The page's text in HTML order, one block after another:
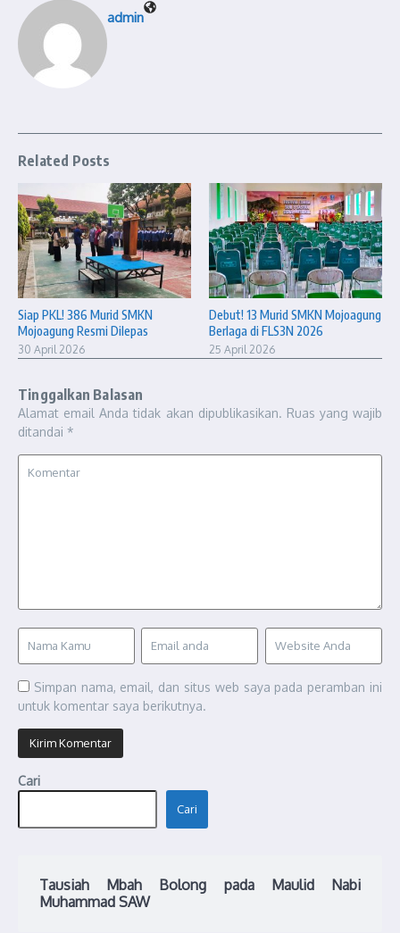
admin
Related Posts
Siap PKL! 386 Murid SMKN
Mojoagung Resmi Dilepas
30 April 2026
Debut! 13 Murid SMKN Mojoagung
Berlaga di FLS3N 2026
25 April 2026
Tinggalkan Balasan
Alamat email Anda tidak akan dipublikasikan. Ruas yang wajib
ditandai *
Simpan nama, email, dan situs web saya pada peramban ini
untuk komentar saya berikutnya.
Cari
Cari
Tausiah Mbah Bolong pada Maulid Nabi
Muhammad SAW